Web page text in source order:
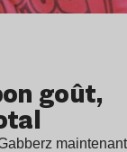
goût,
maintenant